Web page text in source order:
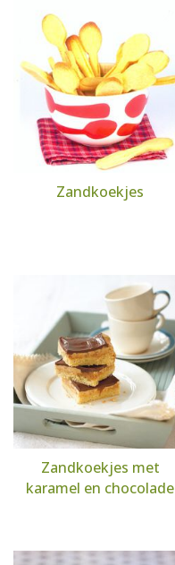
Zandkoekjes
Zandkoekjes met
karamel en chocolade